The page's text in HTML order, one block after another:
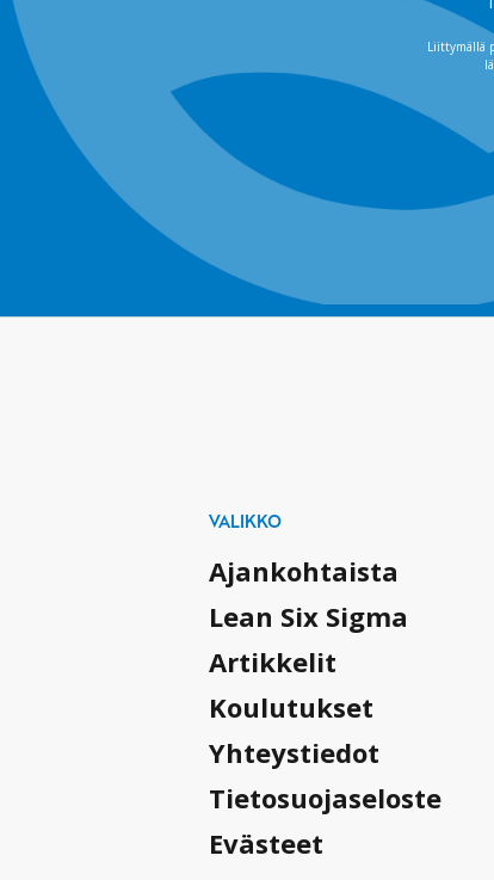
Liittymällä
VALIKKO
Ajankohtaista
Lean Six Sigma
Artikkelit
Koulutukset
Yhteystiedot
Tietosuojaseloste
Evästeet